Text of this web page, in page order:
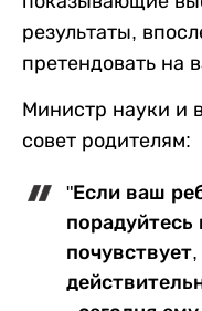
результаты,
претендовать на
Министр науки и
совет родителям:
"Если ваш
порадуйтесь